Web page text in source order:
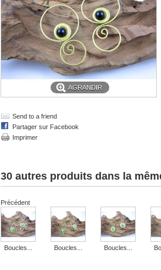
AGRANDIR
Send to a friend
Partager sur Facebook
Imprimer
30 autres produits dans la
Précédent
Boucles... Boucles... Boucles...